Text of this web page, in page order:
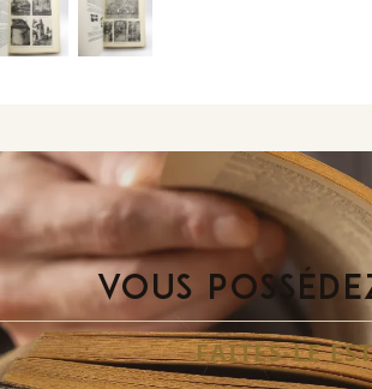
VOUS
FAITES-LE